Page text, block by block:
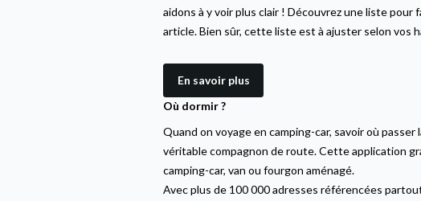
aidons à y voir plus clair ! Découvrez une liste pour
article. Bien sûr, cette liste est à ajuster selon vos
En savoir plus
Où dormir ?
Quand on voyage en camping-car, savoir où
véritable compagnon de route. Cette application
camping-car, van ou fourgon aménagé.
Avec plus de 100 000 adresses référencées